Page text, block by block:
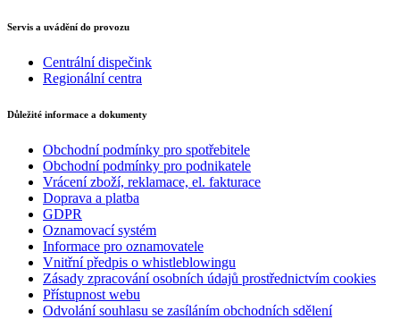
Servis a uvádění do provozu
Centrální dispečink
Regionální centra
Důležité informace a dokumenty
Obchodní podmínky pro spotřebitele
Obchodní podmínky pro podnikatele
Vrácení zboží, reklamace, el. fakturace
Doprava a platba
GDPR
Oznamovací systém
Informace pro oznamovatele
Vnitřní předpis o whistleblowingu
Zásady zpracování osobních údajů prostřednictvím cookies
Přístupnost webu
Odvolání souhlasu se zasíláním obchodních sdělení